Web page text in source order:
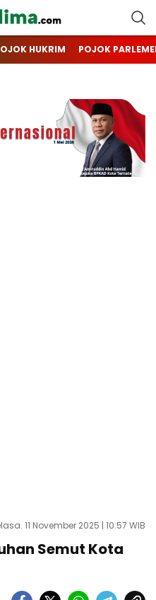
HUKRIM POJOK
11 November 2025 | 10:57 WIB
Semut Kota